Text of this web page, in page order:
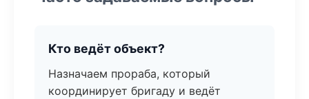
Кто ведёт объект?
Назначаем прораба, который
координирует бригаду и ведёт